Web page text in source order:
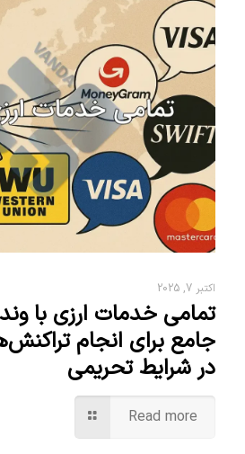
اکتبر 7, 2025
تمامی خدمات ارزی با
جامع برای انجام
در شرایط تحریمی
Read more